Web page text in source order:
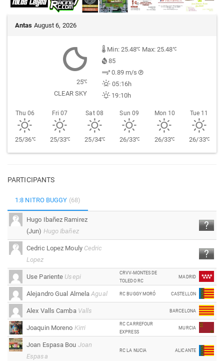
Antas August 6, 2026
25
CLEAR SKY
Min: 25.48
Max: 25.48
85
0.89 m/s
05:16h
19:10h
Thu 06
25/36
Fri 07
25/33
Sat 08
25/34
Sun 09
26/33
Mon 10
26/33
Tue 11
26/33
PARTICIPANTS
1:8 NITRO BUGGY (68)
Hugo Ibañez Ramirez
(Jun) Hugo Ibañez
Cedric Lopez Mouly Cedric
Lopez
Use Pariente Usepi
CRVV-MONTES DE
TOLEDO RC
MADRID
Alejandro Gual AlmelaAgual RC BUGGY MORÓ CASTELLON
Alex Valls Camba Valls BARCELONA
Joaquin Moreno Kirri
RC CARREFOUR
EXPRESS
MURCIA
Joan Espasa Bou Joan
Espasa
RC LA NUCIA ALICANTE